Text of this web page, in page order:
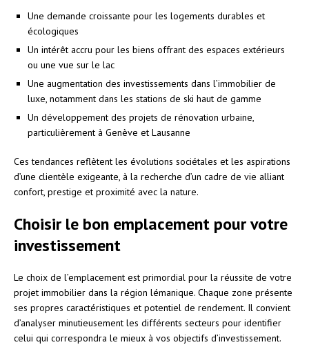
Une demande croissante pour les logements durables et
écologiques
Un intérêt accru pour les biens offrant des espaces extérieurs
ou une vue sur le lac
Une augmentation des investissements dans l’immobilier de
luxe, notamment dans les stations de ski haut de gamme
Un développement des projets de rénovation urbaine,
particulièrement à Genève et Lausanne
Ces tendances reflètent les évolutions sociétales et les aspirations
d’une clientèle exigeante, à la recherche d’un cadre de vie alliant
confort, prestige et proximité avec la nature.
Choisir le bon emplacement pour votre
investissement
Le choix de l’emplacement est primordial pour la réussite de votre
projet immobilier dans la région lémanique. Chaque zone présente
ses propres caractéristiques et potentiel de rendement. Il convient
d’analyser minutieusement les différents secteurs pour identifier
celui qui correspondra le mieux à vos objectifs d’investissement.